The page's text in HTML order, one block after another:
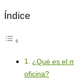
Índice
¿Qué es el
oficina?